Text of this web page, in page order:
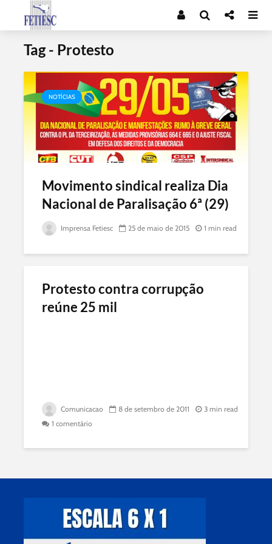
Tag - Protesto
NOTÍCIAS
Movimento sindical realiza Dia
Nacional de Paralisação 6ª (29)
Imprensa Fetiesc 25 de maio de 2015 1 min read
Protesto contra corrupção
reúne 25 mil
Comunicacao 8 de setembro de 2011
3 min read
1 comentário